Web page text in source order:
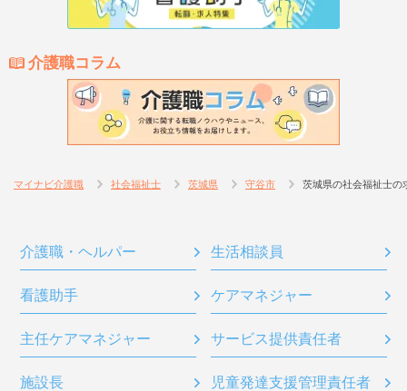
介護職コラム
マイナビ介護職 社会福祉士 茨城県 守谷市 茨城県の社会福祉士の
介護職・ヘルパー 生活相談員
看護助手 ケアマネジャー
主任ケアマネジャー サービス提供責任者
施設長 児童発達支援管理責任者